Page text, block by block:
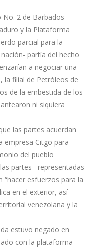
2 de Barbados
y la Plataforma
parcial para la
partía del hecho
a negociar una
la filial de Petróleos de
de la embestida de los
ni siquiera
las partes acuerdan
empresa Citgo para
del pueblo
partes –representadas
“hacer esfuerzos para la
en el exterior, así
venezolana y la
estuvo negado en
con la plataforma